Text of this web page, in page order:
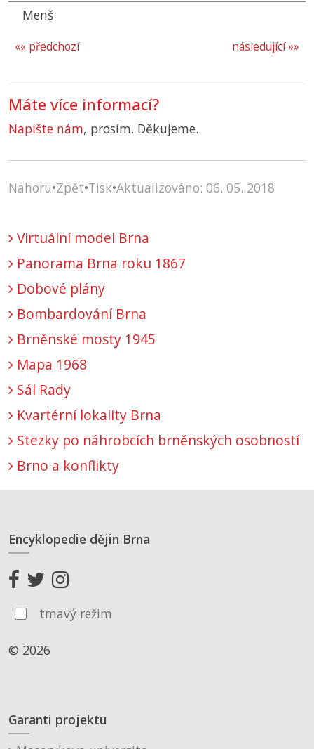
Menš
následující »»
«« předchozí
Máte více informací?
Napište nám, prosím. Děkujeme.
Nahoru•Zpět•Tisk•Aktualizováno: 06. 05. 2018
Virtuální model Brna
Panorama Brna roku 1867
Dobové plány
Bombardování Brna
Brněnské mosty 1945
Mapa 1968
Sál Rady
Kvartérní lokality Brna
Stezky po náhrobcích brněnských osobností
Brno a konflikty
Encyklopedie dějin Brna
tmavý režim
© 2026
Garanti projektu